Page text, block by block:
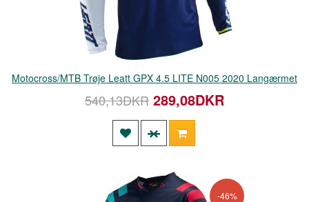
Motocross/MTB Trøje Leatt GPX 4.5 LITE N005 2020 Langærmet
540,13DKR 289,08DKR
-46%